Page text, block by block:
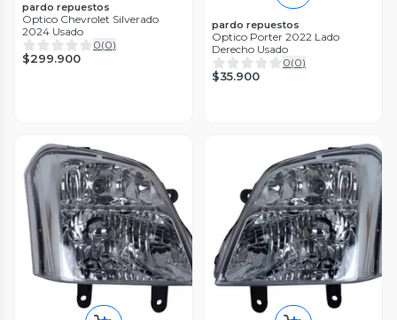
pardo repuestos
Optico Chevrolet Silverado
2024 Usado
0(0)
$299.900
pardo repuestos
Optico Porter 2022 Lado
Derecho Usado
0(0)
$35.900